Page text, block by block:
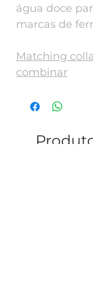
água doce
marcas de
Matching
combinar